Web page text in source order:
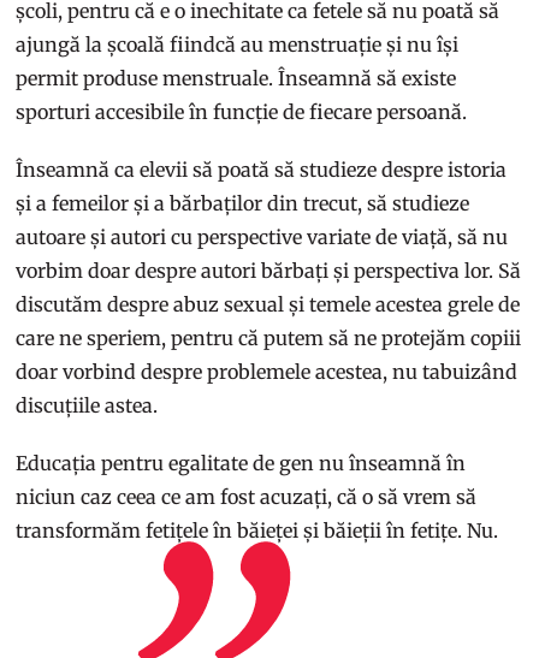
școli, pentru că e o inechitate ca fetele să nu poată să
ajungă la școală fiindcă au menstruație și nu își
permit produse menstruale. Înseamnă să existe
sporturi accesibile în funcție de fiecare persoană.
Înseamnă ca elevii să poată să studieze despre istoria
și a femeilor și a bărbaților din trecut, să studieze
autoare și autori cu perspective variate de viață, să nu
vorbim doar despre autori bărbați și perspectiva lor. Să
discutăm despre abuz sexual și temele acestea grele de
care ne speriem, pentru că putem să ne protejăm copiii
doar vorbind despre problemele acestea, nu tabuizând
discuțiile astea.
Educația pentru egalitate de gen nu înseamnă în
niciun caz ceea ce am fost acuzați, că o să vrem să
transformăm fetițele în băieței și băieții în fetițe. Nu.